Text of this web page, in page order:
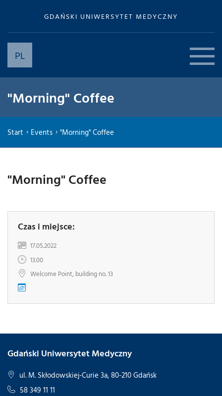
GDAŃSKI UNIWERSYTET MEDYCZNY
PL
"Morning" Coffee
Start Events "Morning" Coffee
"Morning" Coffee
Czas i miejsce:
17.05.2022
13.00
Welcome Point, building no. 13
Gdański Uniwersytet Medyczny
ul. M. Skłodowskiej-Curie 3a, 80-210 Gdańsk
58 349 11 11